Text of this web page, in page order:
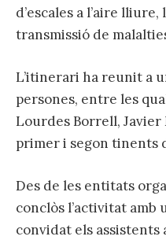
d’escales a l’aire
transmissió de
L’itinerari ha reunit a
persones, entre les
Lourdes Borrell, Javier
primer i segon tinents
Des de les entitats
conclòs l’activitat amb
convidat els assistents